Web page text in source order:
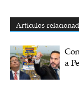
Artículos
a